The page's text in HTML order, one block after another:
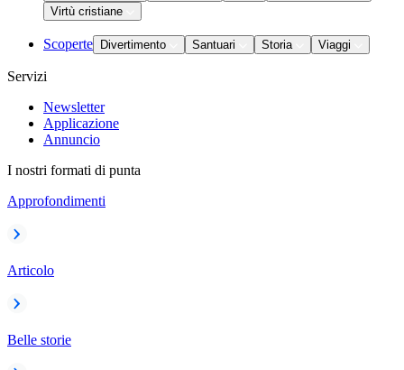
Virtù cristiane
Scoperte Divertimento Santuari Storia Viaggi
Servizi
Newsletter
Applicazione
Annuncio
I nostri formati di punta
Approfondimenti
Articolo
Belle storie